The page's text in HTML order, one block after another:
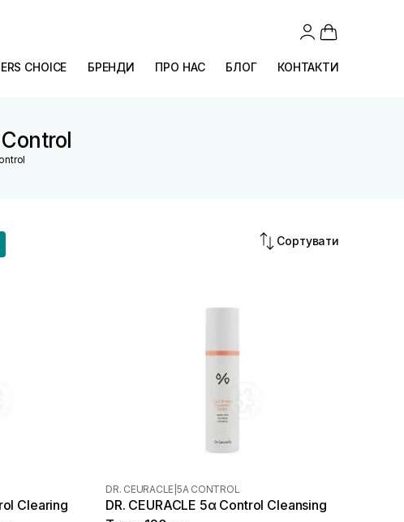
CHOICE БРЕНДИ ПРО НАС БЛОГ КОНТАКТИ
Control
Сортувати
Clearing
DR. CEURACLE 5Α CONTROL
DR. CEURACLE 5α Control Cleansing